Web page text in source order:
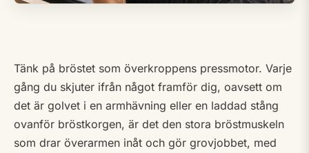
Tänk på bröstet som överkroppens pressmotor. Varje
gång du skjuter ifrån något framför dig, oavsett om
det är golvet i en armhävning eller en laddad stång
ovanför bröstkorgen, är det den stora bröstmuskeln
som drar överarmen inåt och gör grovjobbet, med